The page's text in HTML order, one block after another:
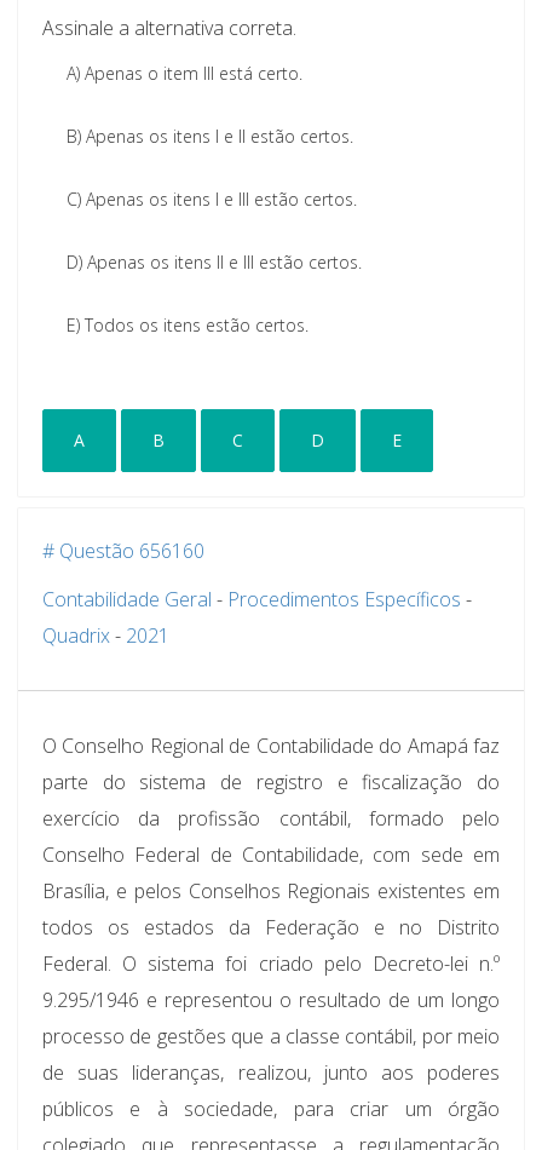
Assinale a alternativa correta.
A) Apenas o item III está certo.
B) Apenas os itens I e II estão certos.
C) Apenas os itens I e III estão certos.
D) Apenas os itens II e III estão certos.
E) Todos os itens estão certos.
A B C D E
# Questão 656160
Contabilidade Geral - Procedimentos Específicos -
Quadrix- 2021
O Conselho Regional de Contabilidade do Amapá faz
parte do sistema de registro e fiscalização do
exercício da profissão contábil, formado pelo
Conselho Federal de Contabilidade, com sede em
Brasília, e pelos Conselhos Regionais existentes em
todos os estados da Federação e no Distrito
Federal. O sistema foi criado pelo Decreto-lei n.º
9.295/1946 e representou o resultado de um longo
processo de gestões que a classe contábil, por meio
de suas lideranças, realizou, junto aos poderes
públicos e à sociedade, para criar um órgão